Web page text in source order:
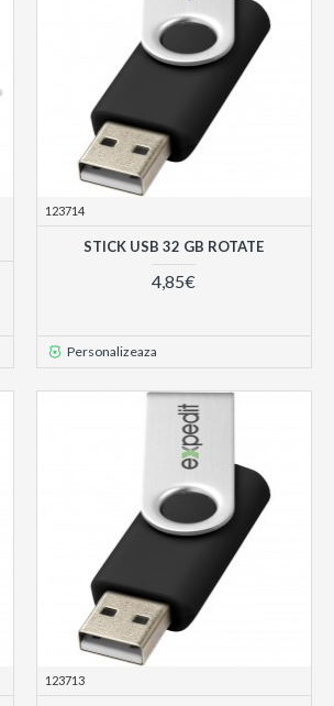
123714
STICK USB 32 GB ROTATE
4,85€
Personalizeaza
123713